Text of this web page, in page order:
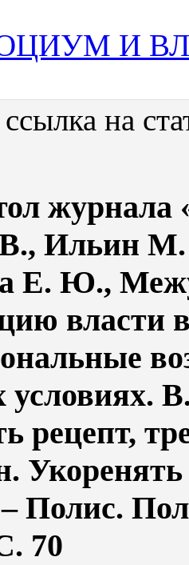
И
на
Ильин
Е. Ю.,
власти
условиях.
рецепт,
Укоренять
Полис.
70